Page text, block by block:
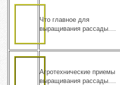
Что главное для
выращивания рассады....
Агротехнические приемы
выращивания рассады....